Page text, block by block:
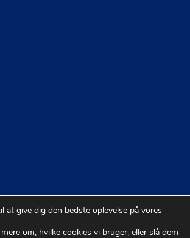
at give dig den bedste oplevelse på vores
om, hvilke cookies vi bruger, eller slå dem